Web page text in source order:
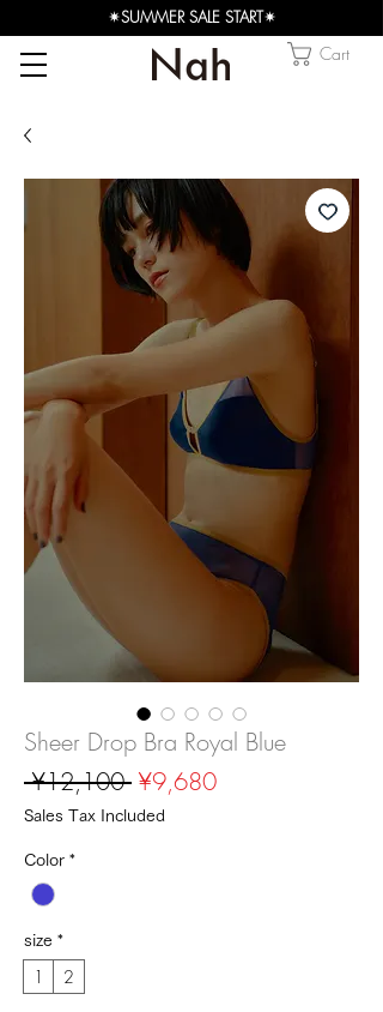
✴︎SUMMER SALE START✴︎
Cart
Sheer Drop Bra Royal Blue
¥12,100 Regular
Price
¥9,680Sale
Sales Tax Included
Color *
size *
1 2